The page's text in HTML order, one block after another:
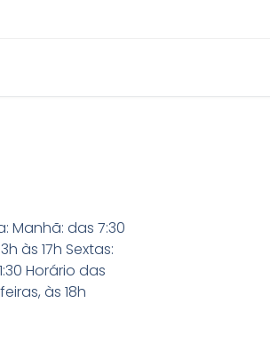
Manhã: das 7:30
às 17h Sextas:
Horário das
às 18h